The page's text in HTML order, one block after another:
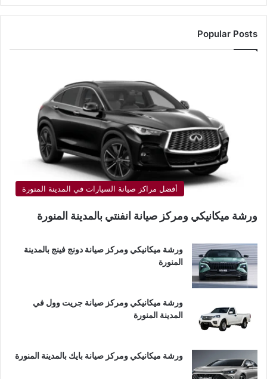
Popular Posts
أفضل مراكز صيانة السيارات في المدينة المنورة
ورشة ميكانيكي ومركز صيانة انفنتي بالمدينة المنورة
ورشة ميكانيكي ومركز صيانة دونج فينج بالمدينة
المنورة
ورشة ميكانيكي ومركز صيانة جريت وول في
المدينة المنورة
ورشة ميكانيكي ومركز صيانة بايك بالمدينة المنورة